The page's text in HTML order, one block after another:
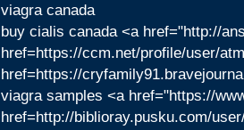
viagra canada
buy cialis canada <a href="http://
href=https://ccm.net/profile/user/
href=https://
viagra samples <a href="https://
href=http://biblioray.pusku.com/